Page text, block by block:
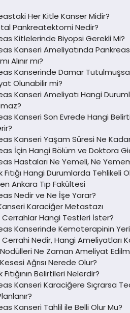
Her Kitle Kanser Midir?
Pankreatektomi Nedir?
Kitlelerinde Biyopsi Gerekli Mi?
Kanseri Ameliyatında
Alınır mı?
Kanserinde Damar Tutulmuşsa
Olunabilir mi?
Kanseri Ameliyatı Hangi
Kanseri Son Evrede Hangi
Kanseri Yaşam Süresi Ne
İçin Hangi Bölüm ve Doktora
Hastaları Ne Yemeli, Ne
Fıtığı Hangi Durumlarda Tehlikeli
Ankara Tıp Fakültesi
Nedir ve Ne İşe Yarar?
Karaciğer Metastazı
Hangi Testleri İster?
Kanserinde Kemoterapinin
Nedir, Hangi Ameliyatları
Ne Zaman Ameliyat
Ağrısı Nerede Olur?
Belirtileri Nelerdir?
Kanseri Karaciğere Sıçrarsa
Kanseri Tahlil ile Belli Olur Mu?